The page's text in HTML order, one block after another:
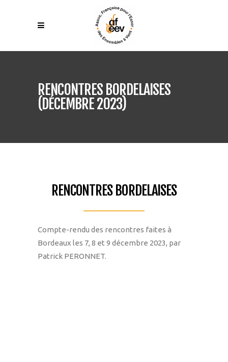
RENCONTRES BORDELAISES
(DÉCEMBRE 2023)
RENCONTRES BORDELAISES
Compte-rendu des rencontres faites à
Bordeaux les 7, 8 et 9 décembre 2023, par
Patrick PERONNET.